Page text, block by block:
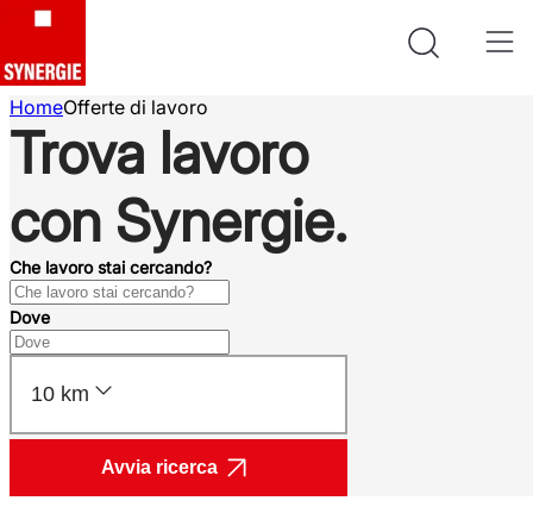
HomeOfferte di lavoro
Trova lavoro
con Synergie.
Che lavoro stai cercando?
Dove
10 km
Avvia ricerca